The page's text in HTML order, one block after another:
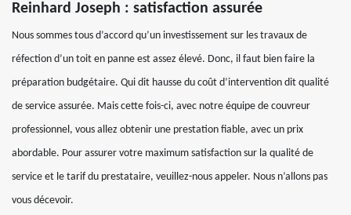
Reinhard Joseph : satisfaction assurée
Nous sommes tous d’accord qu’un investissement sur les travaux de
réfection d’un toit en panne est assez élevé. Donc, il faut bien faire la
préparation budgétaire. Qui dit hausse du coût d’intervention dit qualité
de service assurée. Mais cette fois-ci, avec notre équipe de couvreur
professionnel, vous allez obtenir une prestation fiable, avec un prix
abordable. Pour assurer votre maximum satisfaction sur la qualité de
service et le tarif du prestataire, veuillez-nous appeler. Nous n’allons pas
vous décevoir.